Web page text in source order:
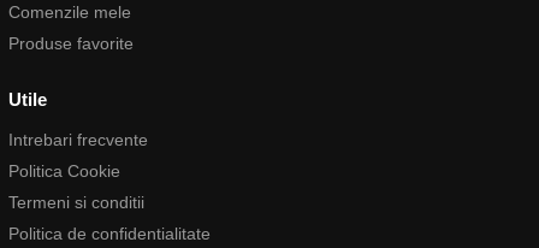
Comenzile mele
Produse favorite
Utile
Intrebari frecvente
Politica Cookie
Termeni si conditii
Politica de confidentialitate